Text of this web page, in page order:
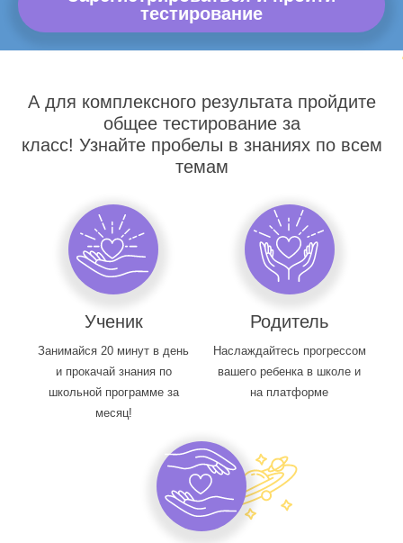
тестирование
А для комплексного результата пройдите
общее тестирование за
класс! Узнайте пробелы в знаниях по всем
темам
Ученик
Занимайся 20 минут в день
и прокачай знания по
школьной программе за
месяц!
Родитель
Наслаждайтесь прогрессом
вашего ребенка в школе и
на платформе